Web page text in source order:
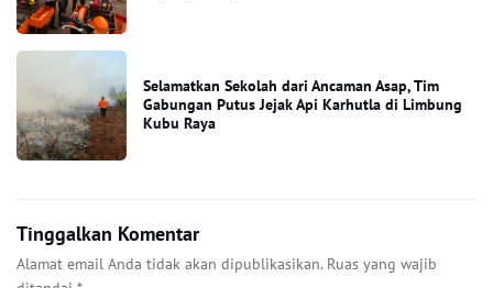
Selamatkan Sekolah dari Ancaman Asap, Tim
Gabungan Putus Jejak Api Karhutla di Limbung
Kubu Raya
Tinggalkan Komentar
Alamat email Anda tidak akan dipublikasikan. Ruas yang wajib